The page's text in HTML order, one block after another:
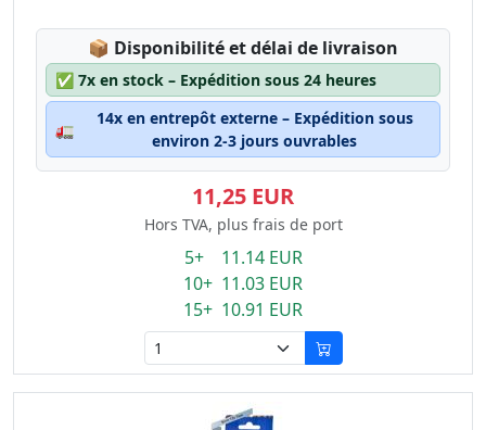
📦 Lagerstatus:
Disponibilité et délai de livraison
✅ 7x en stock – Expédition sous 24 heures
🚛
14x en entrepôt externe – Expédition sous
environ 2-3 jours ouvrables
11,25 EUR
Hors TVA, plus frais de port
5+ 11.14 EUR
10+ 11.03 EUR
15+ 10.91 EUR